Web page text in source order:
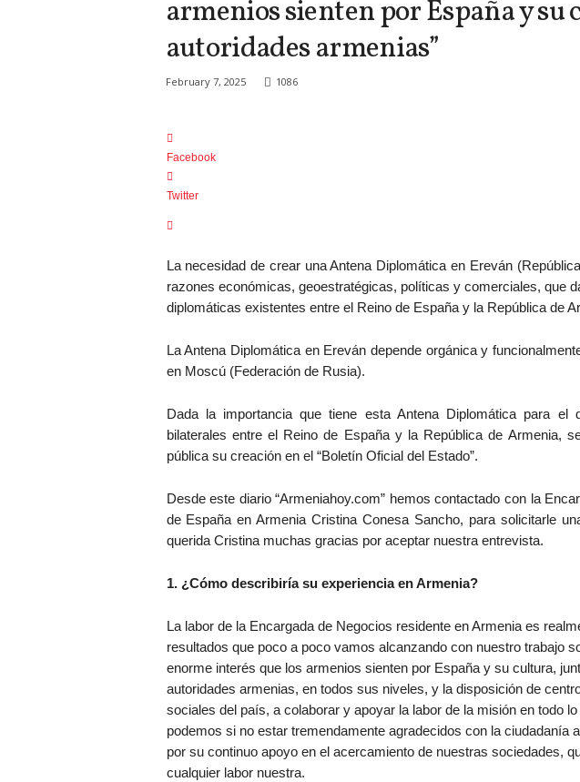
armenios sienten por España y
autoridades armenias”
February 7, 2025 1086
Facebook
Twitter
La necesidad de crear una Antena Diplomática en Ereván
razones económicas, geoestratégicas, políticas y comerciales, que
diplomáticas existentes entre el Reino de España y la República de
La Antena Diplomática en Ereván depende orgánica y
en Moscú (Federación de Rusia).
Dada la importancia que tiene esta Antena Diplomática para el
bilaterales entre el Reino de España y la República de Armenia,
pública su creación en el “Boletín Oficial del Estado”.
Desde este diario “Armeniahoy.com” hemos contactado con la
de España en Armenia Cristina Conesa Sancho, para solicitarle
querida Cristina muchas gracias por aceptar nuestra entrevista.
1. ¿Cómo describiría su experiencia en Armenia?
La labor de la Encargada de Negocios residente en Armenia es
resultados que poco a poco vamos alcanzando con nuestro trabajo
enorme interés que los armenios sienten por España y su cultura,
autoridades armenias, en todos sus niveles, y la disposición de
sociales del país, a colaborar y apoyar la labor de la misión en todo
podemos si no estar tremendamente agradecidos con la ciudadanía
por su continuo apoyo en el acercamiento de nuestras sociedades,
cualquier labor nuestra.